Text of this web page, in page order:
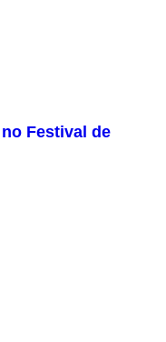
Festival de